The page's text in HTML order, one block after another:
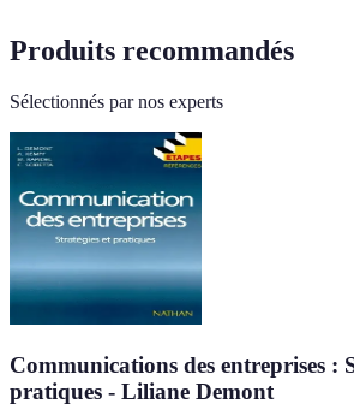
Produits recommandés
Sélectionnés par nos experts
Communications des entreprises :
pratiques - Liliane Demont